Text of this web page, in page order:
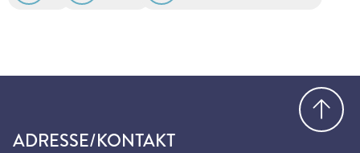
ADRESSE/KONTAKT